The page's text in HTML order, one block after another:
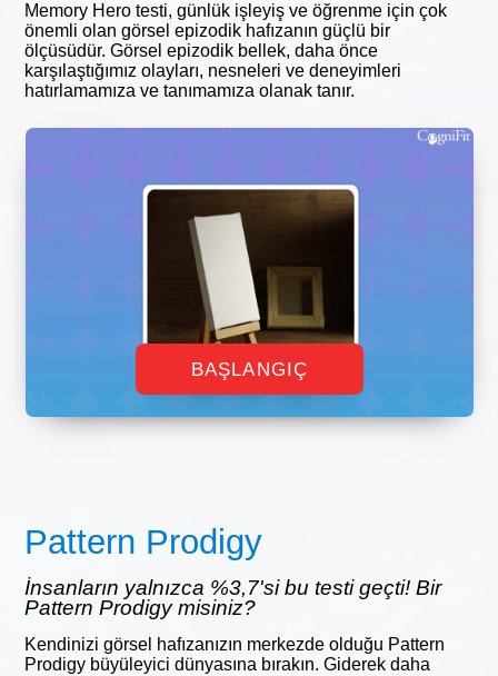
Memory Hero testi, günlük işleyiş ve öğrenme için çok
önemli olan görsel epizodik hafızanın güçlü bir
ölçüsüdür. Görsel epizodik bellek, daha önce
karşılaştığımız olayları, nesneleri ve deneyimleri
hatırlamamıza ve tanımamıza olanak tanır.
BAŞLANGIÇ
Pattern Prodigy
İnsanların yalnızca %3,7'si bu testi geçti! Bir
Pattern Prodigy misiniz?
Kendinizi görsel hafızanızın merkezde olduğu Pattern
Prodigy büyüleyici dünyasına bırakın. Giderek daha